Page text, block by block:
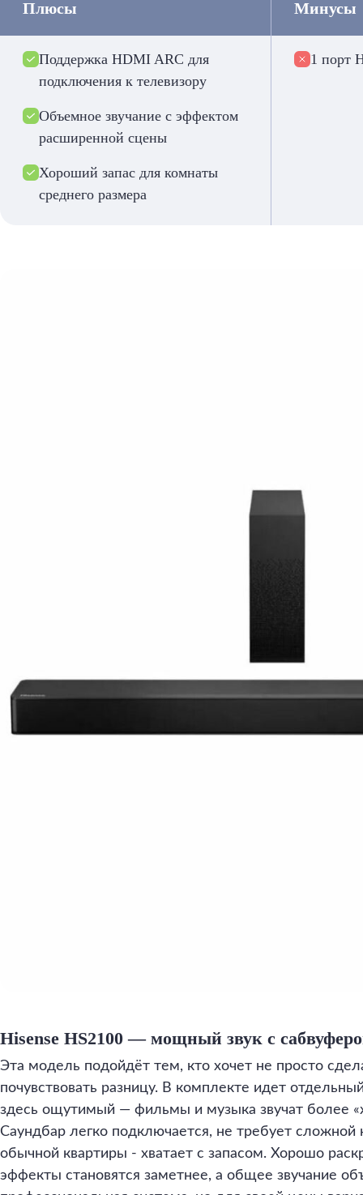
Плюсы
Поддержка HDMI ARC для
подключения к телевизору
Объемное звучание с эффектом
расширенной сцены
Хороший запас для комнаты
среднего размера
Минусы
1 порт
Hisense HS2100 — мощный звук с
Эта модель подойдёт тем, кто хочет не просто
почувствовать разницу. В комплекте идет
здесь ощутимый — фильмы и музыка звучат более
Саундбар легко подключается, не требует сложной
обычной квартиры - хватает с запасом. Хорошо
эффекты становятся заметнее, а общее звучание